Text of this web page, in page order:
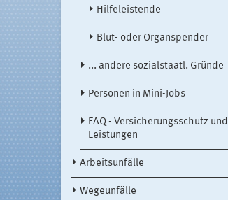
Hilfeleistende
Blut- oder Organspender
... andere sozialstaatl. Gründe
Personen in Mini-Jobs
FAQ - Versicherungsschutz und
Leistungen
Arbeitsunfälle
Wegeunfälle